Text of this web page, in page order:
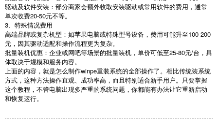
驱动及软件安装：部分商家会额外收取安装驱动或常用软件的费用，通常
单次收费20-50元不等。
3、特殊情况费用
高端品牌或复杂机型：如苹果电脑或特殊型号设备，费用可能升至100-200
元，因其驱动适配和操作流程更为复杂。
批量装机优惠：企业或网吧等场景的批量装机，单价可低至25-80元/台，具
体取决于规模和服务内容。
上面的内容，就是怎么制作winpe重装系统的全部操作了。相比传统装系统
方式，这种方法操作直观、成功率高，而且特别适合新手用户。只要掌握
这个教程，不管电脑出现多严重的系统问题，你都能有办法让它重新启动
和恢复运行。